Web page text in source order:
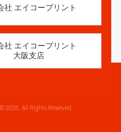
社 エイコープリント
社 エイコープリント
大阪支店
2026. All Rights Reserved.